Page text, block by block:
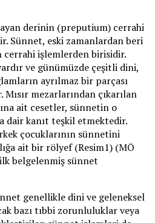
derinin (preputium) cerrahi
Sünnet, eski zamanlardan beri
cerrahi işlemlerden birisidir.
ve günümüzde çeşitli dini,
ayrılmaz bir parçası
mezarlarından çıkarılan
ait cesetler, sünnetin o
dair kanıt teşkil etmektedir.
çocuklarının sünnetini
ait bir rölyef (Resim1) (MÖ
belgelenmiş sünnet
genellikle dini ve geleneksel
bazı tıbbi zorunluluklar veya